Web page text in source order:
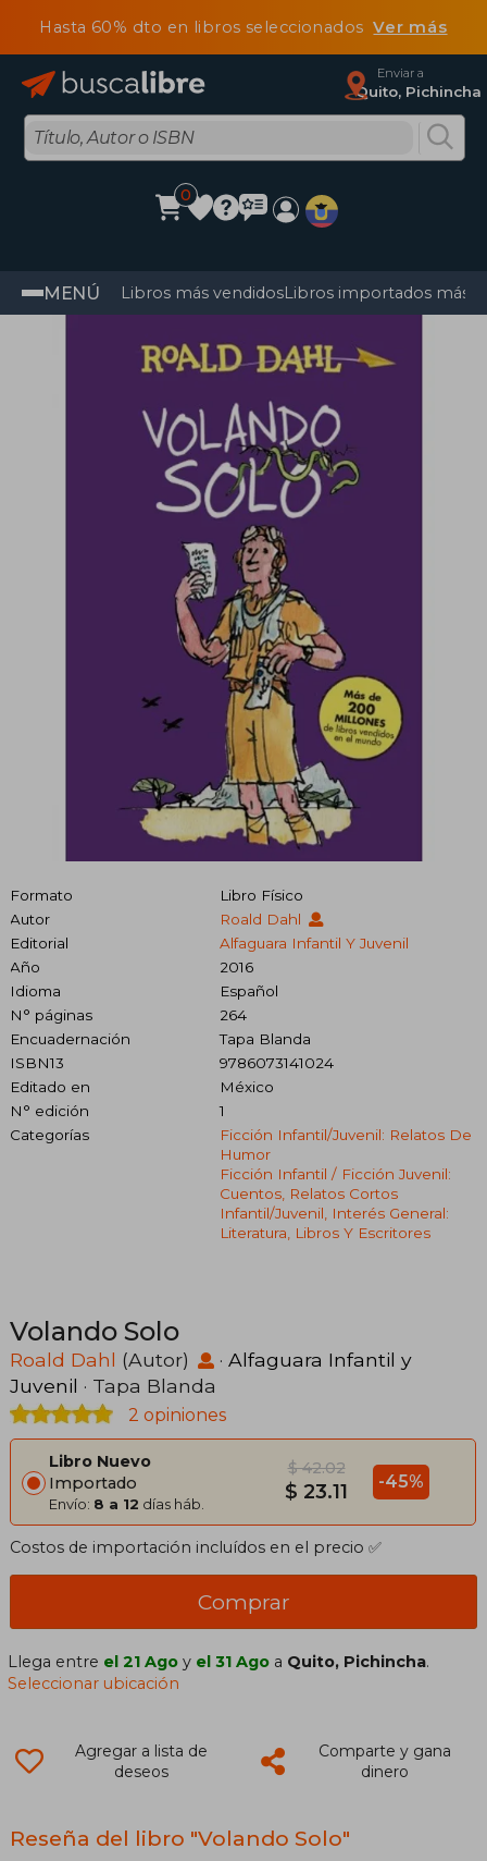
Hasta 60% dto en libros seleccionadosVer más
Enviar a
Quito, Pichincha
0
MENÚ Libros más vendidosLibros importados más
Formato
Libro Físico
Autor
Roald Dahl
Editorial
Alfaguara Infantil Y Juvenil
Año
2016
Idioma
Español
N° páginas
264
Encuadernación
Tapa Blanda
ISBN13
9786073141024
Editado en
México
N° edición
1
Categorías
Ficción Infantil/juvenil: Relatos De
Humor
Ficción Infantil / Ficción Juvenil:
Cuentos, Relatos Cortos
Infantil/juvenil, Interés General:
Literatura, Libros Y Escritores
Volando Solo
Roald Dahl (Autor) · Alfaguara Infantil y
Juvenil · Tapa Blanda
2 opiniones
Libro Nuevo
Importado
Envío: 8 a 12 días háb.
$ 42.02
$ 23.11 -45%
Costos de importación incluídos en el precio ✅
Comprar
Llega entre el 21 Ago y el 31 Ago a Quito, Pichincha.
Seleccionar ubicación
Agregar a lista de
deseos
Comparte y gana
dinero
Reseña del libro "Volando Solo"